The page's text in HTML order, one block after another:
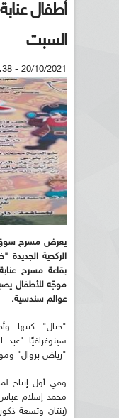
أطفال
السبت
20/10/2021 - 23:38
يعرض مسرح سوق
بقاعة مسرح
موجّه للأطفال
عوالم سندسية.
"خيال" كتبها
سينوغرافيًا "عبد
"رياض بروال"
وفي أول إنتاج
(بنتان وتسعة